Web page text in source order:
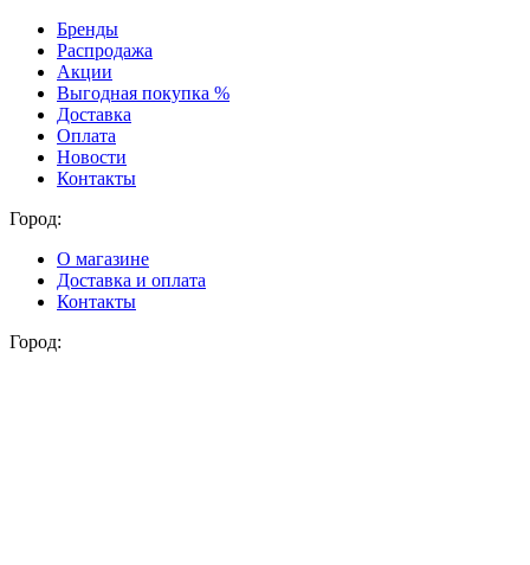
Бренды
Распродажа
Акции
Выгодная покупка %
Доставка
Оплата
Новости
Контакты
Город:
О магазине
Доставка и оплата
Контакты
Город: